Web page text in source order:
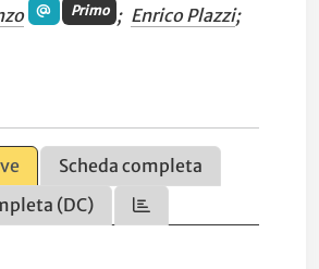
Primo ; Enrico Plazzi;
Scheda completa
(DC)